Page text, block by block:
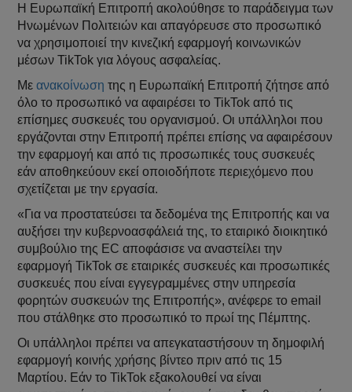
Η Ευρωπαϊκή Επιτροπή ακολούθησε το παράδειγμα των
Ηνωμένων Πολιτειών και απαγόρευσε στο προσωπικό
να χρησιμοποιεί την κινεζική εφαρμογή κοινωνικών
μέσων TikTok για λόγους ασφαλείας.
Μεανακοίνωσητης η Ευρωπαϊκή Επιτροπή ζήτησε από
όλο το προσωπικό να αφαιρέσει το TikTok από τις
επίσημες συσκευές του οργανισμού. Οι υπάλληλοι που
εργάζονται στην Επιτροπή πρέπει επίσης να αφαιρέσουν
την εφαρμογή και από τις προσωπικές τους συσκευές
εάν αποθηκεύουν εκεί οποιοδήποτε περιεχόμενο που
σχετίζεται με την εργασία.
«Για να προστατεύσει τα δεδομένα της Επιτροπής και να
αυξήσει την κυβερνοασφάλειά της, το εταιρικό διοικητικό
συμβούλιο της EC αποφάσισε να αναστείλει την
εφαρμογή TikTok σε εταιρικές συσκευές και προσωπικές
συσκευές που είναι εγγεγραμμένες στην υπηρεσία
φορητών συσκευών της Επιτροπής», ανέφερε το email
που στάλθηκε στο προσωπικό το πρωί της Πέμπτης.
Οι υπάλληλοι πρέπει να απεγκαταστήσουν τη δημοφιλή
εφαρμογή κοινής χρήσης βίντεο πριν από τις 15
Μαρτίου. Εάν το TikTok εξακολουθεί να είναι